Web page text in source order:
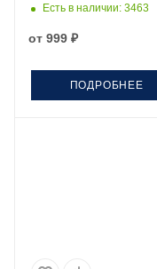
Есть в наличии: 3463
от 999 ₽
ПОДРОБНЕЕ